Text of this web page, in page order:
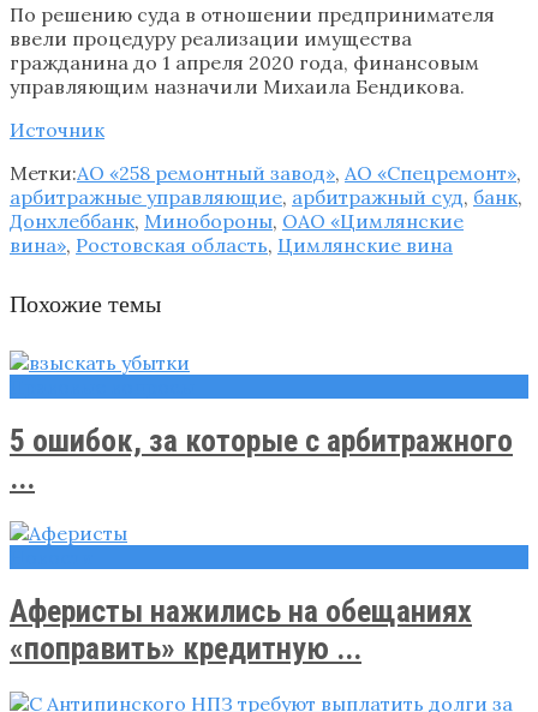
По решению суда в отношении предпринимателя
ввели процедуру реализации имущества
гражданина до 1 апреля 2020 года, финансовым
управляющим назначили Михаила Бендикова.
Источник
Метки:АО «258 ремонтный завод», АО «Спецремонт»,
арбитражные управляющие, арбитражный суд, банк,
Донхлеббанк, Минобороны, ОАО «Цимлянские
вина», Ростовская область, Цимлянские вина
Похожие темы
5 ошибок, за которые с арбитражного
...
Аферисты нажились на обещаниях
«поправить» кредитную ...